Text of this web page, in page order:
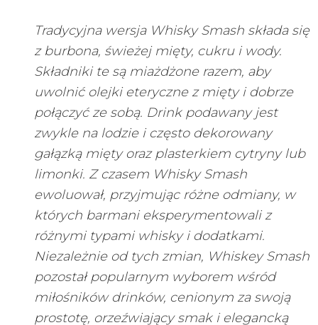
Tradycyjna wersja Whisky Smash składa się
z burbona, świeżej mięty, cukru i wody.
Składniki te są miażdżone razem, aby
uwolnić olejki eteryczne z mięty i dobrze
połączyć ze sobą. Drink podawany jest
zwykle na lodzie i często dekorowany
gałązką mięty oraz plasterkiem cytryny lub
limonki. Z czasem Whisky Smash
ewoluował, przyjmując różne odmiany, w
których barmani eksperymentowali z
różnymi typami whisky i dodatkami.
Niezależnie od tych zmian, Whiskey Smash
pozostał popularnym wyborem wśród
miłośników drinków, cenionym za swoją
prostotę, orzeźwiający smak i elegancką